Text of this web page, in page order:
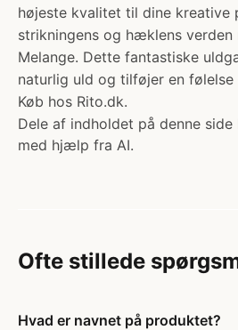
højeste kvalitet til dine
strikningens og hæklens verden
Melange. Dette fantastiske
naturlig uld og tilføjer en
Køb hos Rito.dk.
Dele af indholdet på denne
med hjælp fra AI.
Ofte stillede
Hvad er navnet på produktet?